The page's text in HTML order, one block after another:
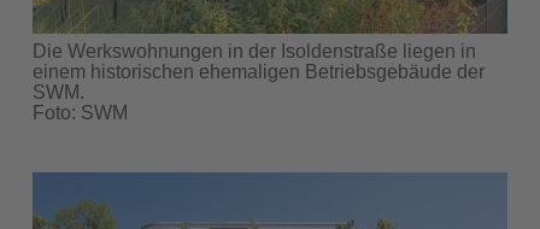
Die Werkswohnungen in der Isoldenstraße liegen in
einem historischen ehemaligen Betriebsgebäude der
SWM.
Foto: SWM